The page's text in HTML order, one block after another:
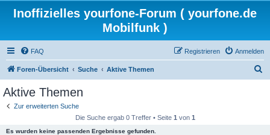
Inoffizielles yourfone-Forum ( yourfone.de
Mobilfunk )
FAQ Anmelden
Registrieren
Foren-Übersicht Suche Aktive Themen
Aktive Themen
Zur erweiterten Suche
Die Suche ergab 0 Treffer • Seite 1 von 1
Es wurden keine passenden Ergebnisse gefunden.